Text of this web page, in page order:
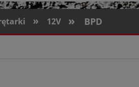
» 12V » BPD